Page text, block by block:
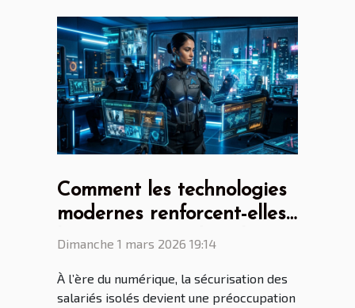
Comment les technologies
modernes renforcent-elles
la PTI Sécurité dans les
Dimanche 1 mars 2026 19:14
À l’ère du numérique, la sécurisation des
salariés isolés devient une préoccupation